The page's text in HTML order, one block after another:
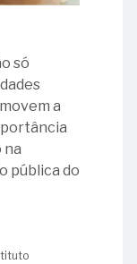
só
a
na
pública do